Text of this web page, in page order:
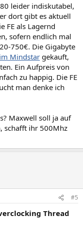
leider indiskutabel,
dort gibt es aktuell
FE als Lagernd
sofern endlich mal
750€. Die Gigabyte
Mindstar gekauft,
Ein Aufpreis von
zu happig. Die FE
man denke ich
Maxwell soll ja auf
schafft ihr 500Mhz
#5
Thread